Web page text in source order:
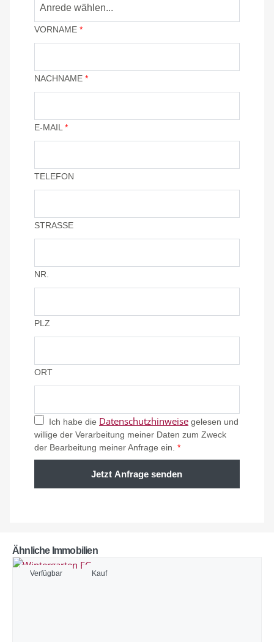
Anrede wählen...
VORNAME *
NACHNAME *
E-MAIL *
TELEFON
STRASSE
NR.
PLZ
ORT
Ich habe die Datenschutzhinweise gelesen und
willige der Verarbeitung meiner Daten zum Zweck
der Bearbeitung meiner Anfrage ein. *
Jetzt Anfrage senden
Ähnliche Immobilien
Verfügbar Kauf